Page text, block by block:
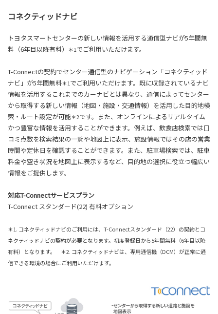
コネクティッドナビ
トヨタスマートセンターの新しい情報を活用する通信型ナビが5年間無
料（6年目以降有料）
＊1でご利用いただけます。
T-Connectの契約でセンター通信型のナビゲーション「コネクティッド
ナビ」が5年間無料＊1でご利用いただけます。既に収録されているナビ
情報を活用するこれまでのカーナビとは異なり、通信によってセンター
から取得する新しい情報（地図・施設・交通情報）を活用した目的地検
索・ルート設定が可能＊2です。また、オンラインによるリアルタイム
かつ豊富な情報を活用することができます。例えば、飲食店検索では口
コミ点数を検索結果の一覧や地図上に表示、施設情報ではその店の営業
時間や定休日を確認することができます。また、駐車場検索では、駐車
料金や空き状況を地図上に表示するなど、目的地の選択に役立つ幅広い
情報をご提供します。
対応T-Connectサービスプラン
T-Connect スタンダード(22) 有料オプション
＊1. コネクティッドナビのご利用には、T-Connectスタンダード（22）の契約とコ
ネクティッドナビの契約が必要となります。初度登録日から5年間無料（6年目以降
有料）となります。 ＊2. コネクティッドナビは、専用通信機（DCM）が正常に通
信できる環境の場合にご利用いただけます。